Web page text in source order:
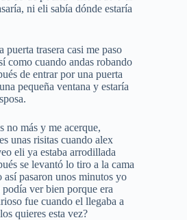
ni eli sabía dónde estaría
trasera casi me paso
como cuando andas robando
de entrar por una puerta
pequeña ventana y estaría
no más y me acerque,
unas risitas cuando alex
eli ya estaba arrodillada
se levantó lo tiro a la cama
así pasaron unos minutos yo
ver bien porque era
fue cuando el llegaba a
quieres esta vez?